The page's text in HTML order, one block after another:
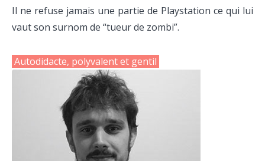
Il ne refuse jamais une partie de Playstation ce qui lui
vaut son surnom de “tueur de zombi”.
Autodidacte, polyvalent et gentil